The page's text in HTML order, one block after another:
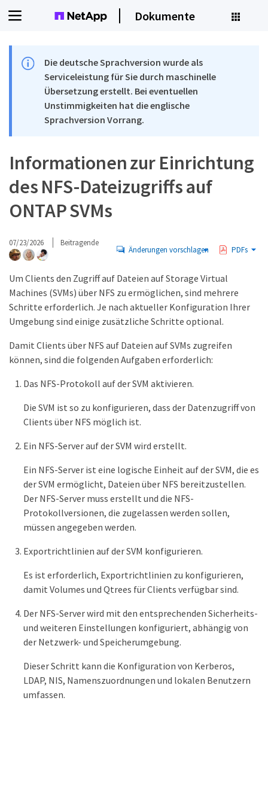
Dokumente
Die deutsche Sprachversion wurde als
Serviceleistung für Sie durch maschinelle
Übersetzung erstellt. Bei eventuellen
Unstimmigkeiten hat die englische
Sprachversion Vorrang.
Informationen zur Einrichtung
des NFS-Dateizugriffs auf
ONTAP SVMs
07/23/2026 Beitragende
Änderungen vorschlagen PDFs
Um Clients den Zugriff auf Dateien auf Storage Virtual
Machines (SVMs) über NFS zu ermöglichen, sind mehrere
Schritte erforderlich. Je nach aktueller Konfiguration Ihrer
Umgebung sind einige zusätzliche Schritte optional.
Damit Clients über NFS auf Dateien auf SVMs zugreifen
können, sind die folgenden Aufgaben erforderlich:
Das NFS-Protokoll auf der SVM aktivieren.
Die SVM ist so zu konfigurieren, dass der Datenzugriff von
Clients über NFS möglich ist.
Ein NFS-Server auf der SVM wird erstellt.
Ein NFS-Server ist eine logische Einheit auf der SVM, die es
der SVM ermöglicht, Dateien über NFS bereitzustellen.
Der NFS-Server muss erstellt und die NFS-
Protokollversionen, die zugelassen werden sollen,
müssen angegeben werden.
Exportrichtlinien auf der SVM konfigurieren.
Es ist erforderlich, Exportrichtlinien zu konfigurieren,
damit Volumes und Qtrees für Clients verfügbar sind.
Der NFS-Server wird mit den entsprechenden Sicherheits-
und weiteren Einstellungen konfiguriert, abhängig von
der Netzwerk- und Speicherumgebung.
Dieser Schritt kann die Konfiguration von Kerberos,
LDAP, NIS, Namenszuordnungen und lokalen Benutzern
umfassen.